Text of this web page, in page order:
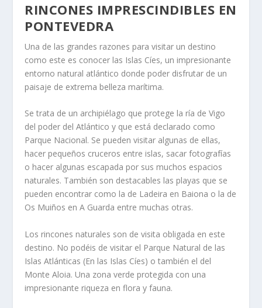
RINCONES IMPRESCINDIBLES EN
PONTEVEDRA
Una de las grandes razones para visitar un destino
como este es conocer las Islas Cíes, un impresionante
entorno natural atlántico donde poder disfrutar de un
paisaje de extrema belleza marítima.
Se trata de un archipiélago que protege la ría de Vigo
del poder del Atlántico y que está declarado como
Parque Nacional. Se pueden visitar algunas de ellas,
hacer pequeños cruceros entre islas, sacar fotografías
o hacer algunas escapada por sus muchos espacios
naturales. También son destacables las playas que se
pueden encontrar como la de Ladeira en Baiona o la de
Os Muiños en A Guarda entre muchas otras.
Los rincones naturales son de visita obligada en este
destino. No podéis de visitar el Parque Natural de las
Islas Atlánticas (En las Islas Cíes) o también el del
Monte Aloia. Una zona verde protegida con una
impresionante riqueza en flora y fauna.